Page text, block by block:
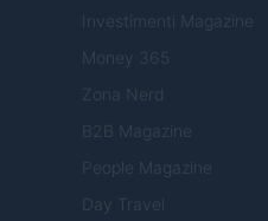
Investimenti Magazine
Money 365
Zona Nerd
B2B Magazine
People Magazine
Day Travel